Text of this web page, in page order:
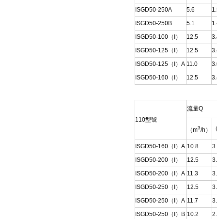
ISGD50-250A
5.6
ISGD50-250B
5.1
ISGD50-100（I）
12.5
ISGD50-125（I）
12.5
ISGD50-125（I）A 11.0
ISGD50-160（I）
12.5
110型號
流量Q
（m3/h）
ISGD50-160（I）A 10.8
ISGD50-200（I）
12.5
ISGD50-200（I）A 11.3
ISGD50-250（I）
12.5
ISGD50-250（I）A 11.7
ISGD50-250（I）B 10.2